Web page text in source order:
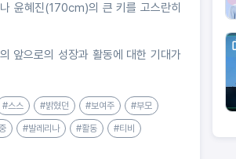
윤혜진(170cm)의 큰 키를 고스란히
앞으로의 성장과 활동에 대한 기대가
#스스 #밝혔던 #보여주 #부모
#발레리나 #활동 #티비